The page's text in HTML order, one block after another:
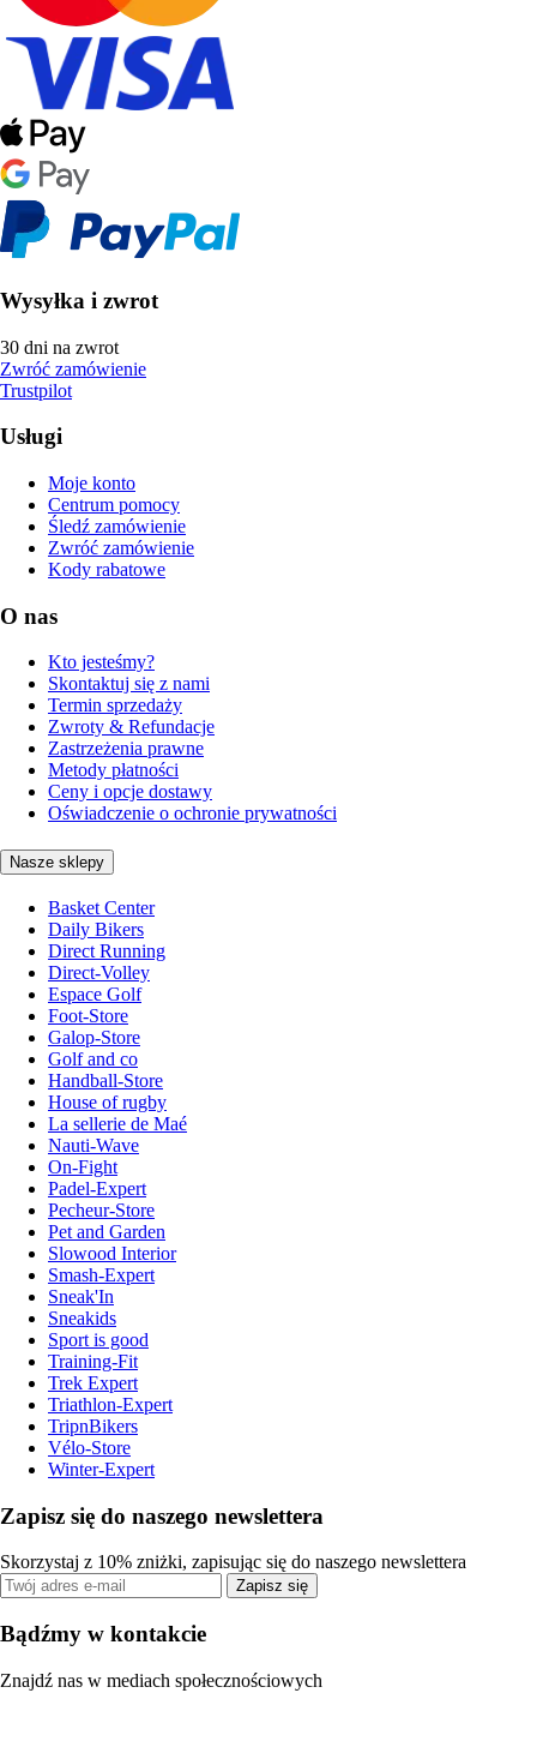
Wysyłka i zwrot
30 dni na zwrot
Zwróć zamówienie
Trustpilot
Usługi
Moje konto
Centrum pomocy
Śledź zamówienie
Zwróć zamówienie
Kody rabatowe
O nas
Kto jesteśmy?
Skontaktuj się z nami
Termin sprzedaży
Zwroty & Refundacje
Zastrzeżenia prawne
Metody płatności
Ceny i opcje dostawy
Oświadczenie o ochronie prywatności
Nasze sklepy
Basket Center
Daily Bikers
Direct Running
Direct-Volley
Espace Golf
Foot-Store
Galop-Store
Golf and co
Handball-Store
House of rugby
La sellerie de Maé
Nauti-Wave
On-Fight
Padel-Expert
Pecheur-Store
Pet and Garden
Slowood Interior
Smash-Expert
Sneak'In
Sneakids
Sport is good
Training-Fit
Trek Expert
Triathlon-Expert
TripnBikers
Vélo-Store
Winter-Expert
Zapisz się do naszego newslettera
Skorzystaj z 10% zniżki, zapisując się do naszego newslettera
Zapisz się
Bądźmy w kontakcie
Znajdź nas w mediach społecznościowych